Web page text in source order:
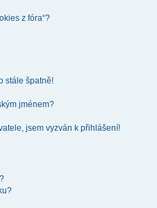
z fóra“?
stále špatně!
jménem?
jsem vyzván k přihlášení!